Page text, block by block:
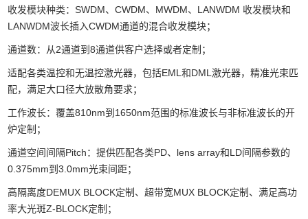
收发模块种类：SWDM、CWDM、MWDM、LANWDM 收发模块和
LANWDM波长插入CWDM通道的混合收发模块；
通道数：从2通道到8通道供客户选择或者定制；
适配各类温控和无温控激光器，包括EML和DML激光器，精准光束匹
配，满足大口径大放散角要求；
工作波长：覆盖810nm到 1650nm范围的标准波长与非标准波长的开
炉定制；
通道空间间隔Pitch：提供匹配各类PD、lens array和LD间隔参数的
0.375mm到3.0mm光束间距；
高隔离度DEMUX BLOCK定制、超带宽MUX BLOCK定制、满足高功
率大光斑Z-BLOCK定制；